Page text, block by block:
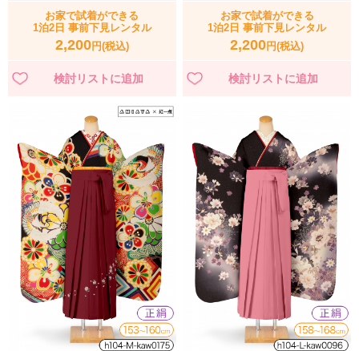
お家で試着ができる
1泊2日 事前下見レンタル
2,200円(税込)
お家で試着ができる
1泊2日 事前下見レンタル
2,200円(税込)